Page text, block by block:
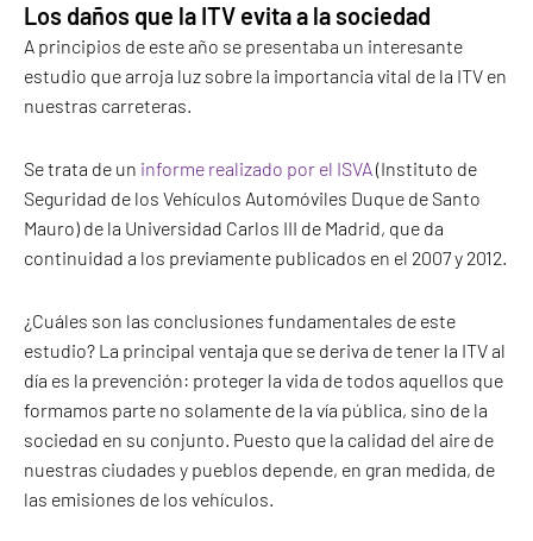
Los daños que la ITV evita a la sociedad
A principios de este año se presentaba un interesante
estudio que arroja luz sobre la importancia vital de la ITV en
nuestras carreteras.
Se trata de un informe realizado por el ISVA(Instituto de
Seguridad de los Vehículos Automóviles Duque de Santo
Mauro) de la Universidad Carlos III de Madrid, que da
continuidad a los previamente publicados en el 2007 y 2012.
¿Cuáles son las conclusiones fundamentales de este
estudio? La principal ventaja que se deriva de tener la ITV al
día es la prevención: proteger la vida de todos aquellos que
formamos parte no solamente de la vía pública, sino de la
sociedad en su conjunto. Puesto que la calidad del aire de
nuestras ciudades y pueblos depende, en gran medida, de
las emisiones de los vehículos.